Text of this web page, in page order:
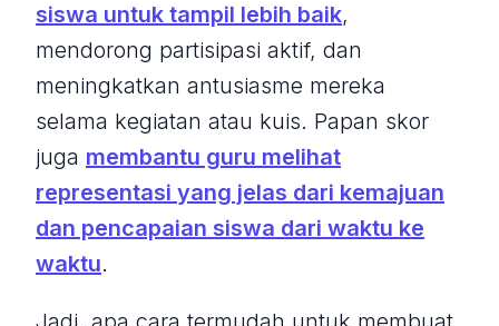
siswa untuk tampil lebih baik,
mendorong partisipasi aktif, dan
meningkatkan antusiasme mereka
selama kegiatan atau kuis. Papan skor
juga membantu guru melihat
representasi yang jelas dari kemajuan
dan pencapaian siswa dari waktu ke
waktu.